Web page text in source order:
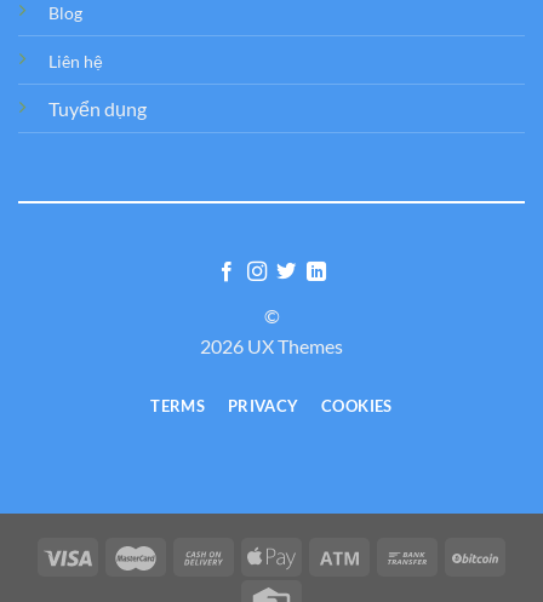
Blog
Liên hệ
Tuyển dụng
©
2026 UX Themes
TERMS PRIVACY COOKIES